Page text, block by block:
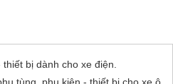
bị dành cho xe điện.